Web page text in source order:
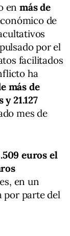
en más de
de
por el
facilitados
ha
más de
21.127
mes de
euros el
en un
por parte del